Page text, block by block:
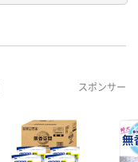
スポンサー